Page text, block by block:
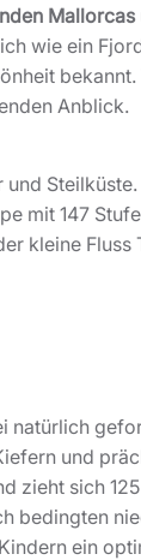
Mallorcas
wie ein
Anblick.
Steilküste.
mit 147
kleine Fluss
natürlich
und
zieht sich
bedingten
ein